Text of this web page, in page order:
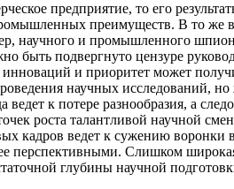
предприятие, то его
преимуществ. В то же
научного и промышленного
быть подвергнуто цензуре
и приоритет может
научных исследований,
к потере разнообразия, а
роста талантливой научной
кадров ведет к сужению воронки
перспективными. Слишком
глубины научной